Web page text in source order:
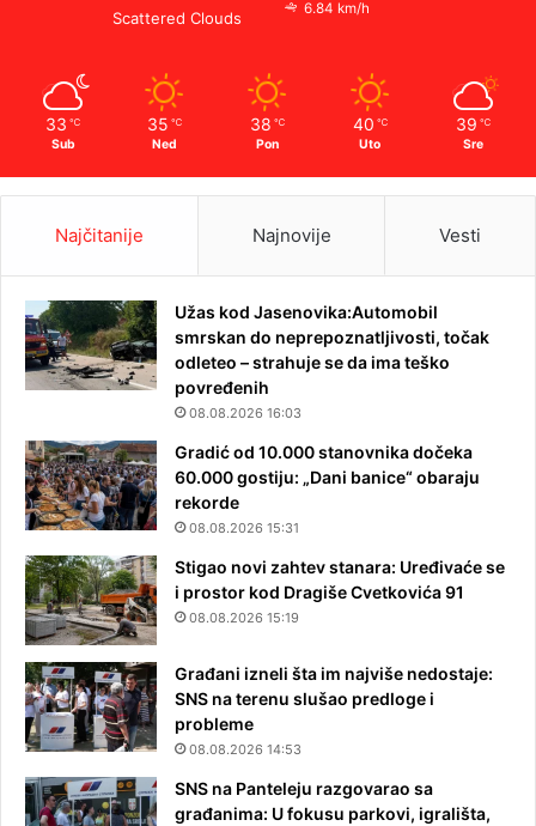
Scattered Clouds
6.84 km/h
33 ℃
Sub
35 ℃
Ned
38 ℃
Pon
40 ℃
Uto
39 ℃
Sre
Najčitanije Najnovije Vesti
Užas kod Jasenovika:Automobil
smrskan do neprepoznatljivosti, točak
odleteo – strahuje se da ima teško
povređenih
08.08.2026 16:03
Gradić od 10.000 stanovnika dočeka
60.000 gostiju: „Dani banice“ obaraju
rekorde
08.08.2026 15:31
Stigao novi zahtev stanara: Uređivaće se
i prostor kod Dragiše Cvetkovića 91
08.08.2026 15:19
Građani izneli šta im najviše nedostaje:
SNS na terenu slušao predloge i
probleme
08.08.2026 14:53
SNS na Panteleju razgovarao sa
građanima: U fokusu parkovi, igrališta,